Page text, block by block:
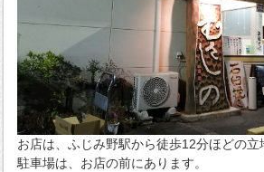
お店は、ふじみ野駅から徒歩12分ほどの立
駐車場は、お店の前にあります。